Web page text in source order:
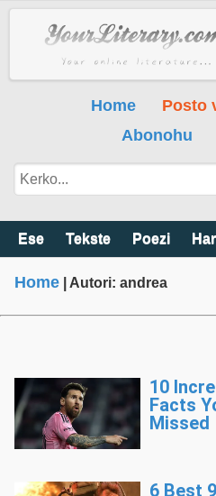
Home
Posto
Abonohu
Ese Tekste Poezi
Home | Autori: andrea